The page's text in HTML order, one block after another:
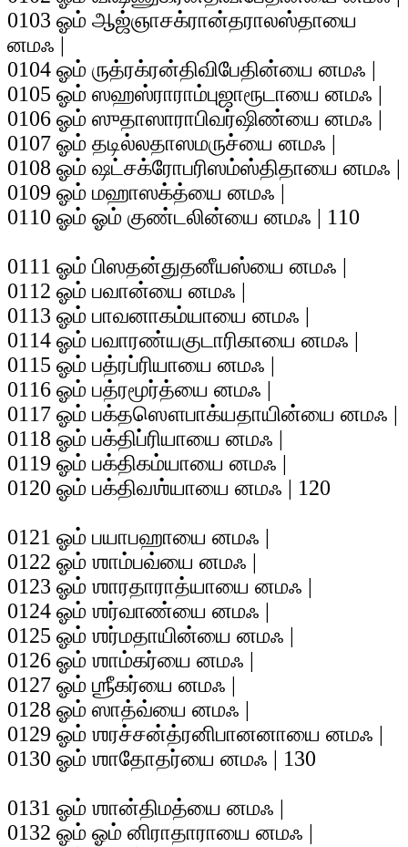
0103 ஓம் ஆஜ்ஞாசக்ரான்தராலஸ்தாயை
னமஃ |
0104 ஓம் ருத்ரக்ரன்திவிபேதின்யை னமஃ |
0105 ஓம் ஸஹஸ்ராராம்புஜாரூடாயை னமஃ |
0106 ஓம் ஸுதாஸாராபிவர்ஷிண்யை னமஃ |
0107 ஓம் தடில்லதாஸமருச்யை னமஃ |
0108 ஓம் ஷட்சக்ரோபரிஸம்ஸ்திதாயை னமஃ |
0109 ஓம் மஹாஸக்த்யை னமஃ |
0110 ஓம் ஓம் குண்டலின்யை னமஃ | 110
0111 ஓம் பிஸதன்துதனீயஸ்யை னமஃ |
0112 ஓம் பவான்யை னமஃ |
0113 ஓம் பாவனாகம்யாயை னமஃ |
0114 ஓம் பவாரண்யகுடாரிகாயை னமஃ |
0115 ஓம் பத்ரப்ரியாயை னமஃ |
0116 ஓம் பத்ரமூர்த்யை னமஃ |
0117 ஓம் பக்தஸௌபாக்யதாயின்யை னமஃ |
0118 ஓம் பக்திப்ரியாயை னமஃ |
0119 ஓம் பக்திகம்யாயை னமஃ |
0120 ஓம் பக்திவஶ்யாயை னமஃ | 120
0121 ஓம் பயாபஹாயை னமஃ |
0122 ஓம் ஶாம்பவ்யை னமஃ |
0123 ஓம் ஶாரதாராத்யாயை னமஃ |
0124 ஓம் ஶர்வாண்யை னமஃ |
0125 ஓம் ஶர்மதாயின்யை னமஃ |
0126 ஓம் ஶாம்கர்யை னமஃ |
0127 ஓம் ஶ்ரீகர்யை னமஃ |
0128 ஓம் ஸாத்வ்யை னமஃ |
0129 ஓம் ஶரச்சன்த்ரனிபானனாயை னமஃ |
0130 ஓம் ஶாதோதர்யை னமஃ | 130
0131 ஓம் ஶான்திமத்யை னமஃ |
0132 ஓம் ஓம் னிராதாராயை னமஃ |